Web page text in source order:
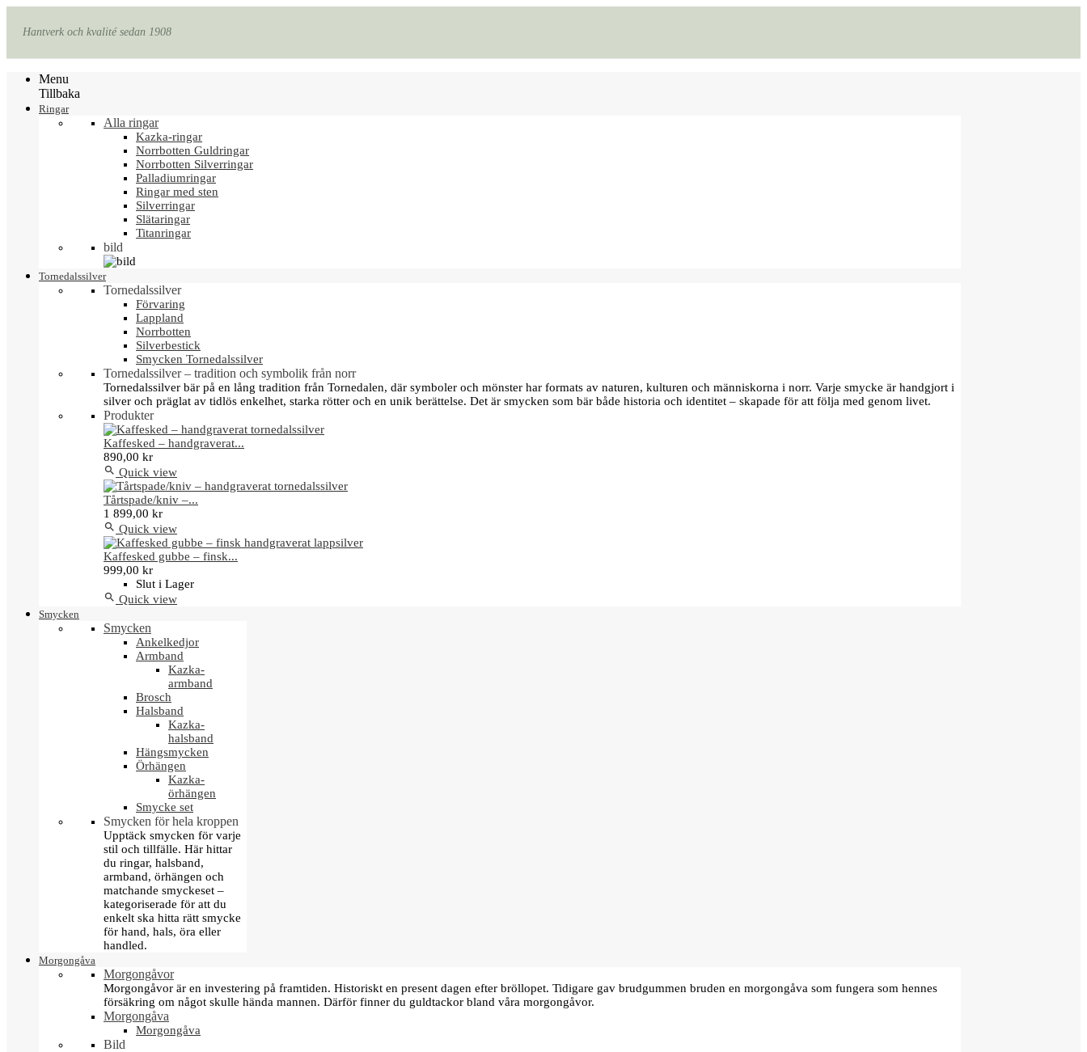
Hantverk och kvalité sedan 1908
Menu
Tillbaka
Ringar
Alla ringar
Kazka-ringar
Norrbotten Guldringar
Norrbotten Silverringar
Palladiumringar
Ringar med sten
Silverringar
Slätaringar
Titanringar
bild
Tornedalssilver
Tornedalssilver
Förvaring
Lappland
Norrbotten
Silverbestick
Smycken Tornedalssilver
Tornedalssilver – tradition och symbolik från norr
Tornedalssilver bär på en lång tradition från Tornedalen, där symboler och mönster har formats av naturen, kulturen och människorna i norr. Varje smycke är handgjort i
silver och präglat av tidlös enkelhet, starka rötter och en unik berättelse. Det är smycken som bär både historia och identitet – skapade för att följa med genom livet.
Produkter
Kaffesked – handgraverat...
890,00 kr
 Quick view
Tårtspade/kniv –...
1 899,00 kr
 Quick view
Kaffesked gubbe – finsk...
999,00 kr
Slut i Lager
 Quick view
Smycken
Smycken
Ankelkedjor
Armband
Kazka-
armband
Brosch
Halsband
Kazka-
halsband
Hängsmycken
Örhängen
Kazka-
örhängen
Smycke set
Smycken för hela kroppen
Upptäck smycken för varje
stil och tillfälle. Här hittar
du ringar, halsband,
armband, örhängen och
matchande smyckeset –
kategoriserade för att du
enkelt ska hitta rätt smycke
för hand, hals, öra eller
handled.
Morgongåva
Morgongåvor
Morgongåvor är en investering på framtiden. Historiskt en present dagen efter bröllopet. Tidigare gav brudgummen bruden en morgongåva som fungera som hennes
försäkring om något skulle hända mannen. Därför finner du guldtackor bland våra morgongåvor.
Morgongåva
Morgongåva
Bild